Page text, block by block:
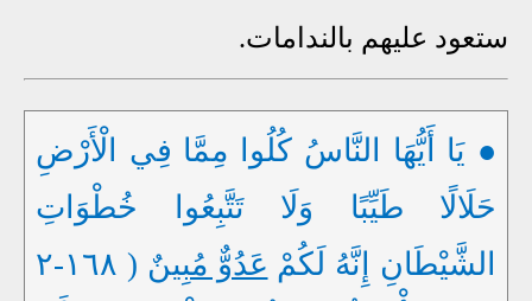
ستعود عليهم بالندامات.
● يَا أَيُّهَا النَّاسُ كُلُوا مِمَّا فِي الْأَرْضِ
حَلَالًا طَيِّبًا وَلَا تَتَّبِعُوا خُطْوَاتِ
الشَّيْطَانِ إِنَّهُ لَكُمْ عَدُوٌّ مُبِينٌ
( ١٦٨-٢